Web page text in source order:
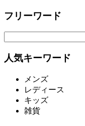
フリーワード
人気キーワード
メンズ
レディース
キッズ
雑貨